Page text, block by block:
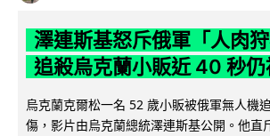
澤連斯基怒斥俄軍「人肉
追殺烏克蘭小販近 40 秒
烏克蘭克爾松一名 52 歲小販被俄軍無人機
傷，影片由烏克蘭總統澤連斯基公開。他直